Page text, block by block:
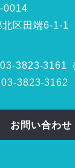
0014
北区田端6-1-
03-3823-3161
3823-3162
お問い合わせ